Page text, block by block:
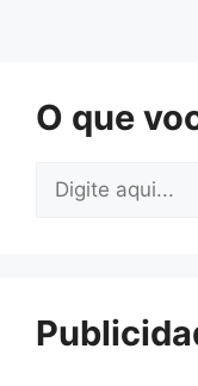
O que
Pesquisar